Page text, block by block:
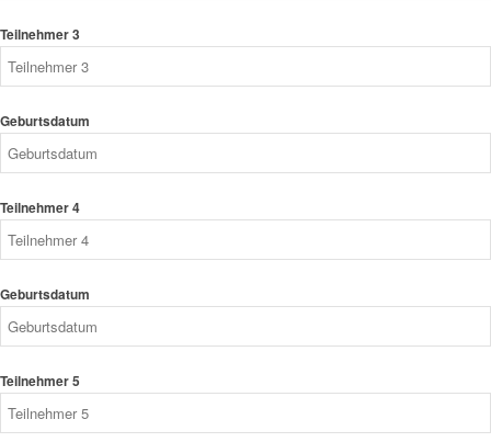
Teilnehmer 3
Geburtsdatum
Teilnehmer 4
Geburtsdatum
Teilnehmer 5